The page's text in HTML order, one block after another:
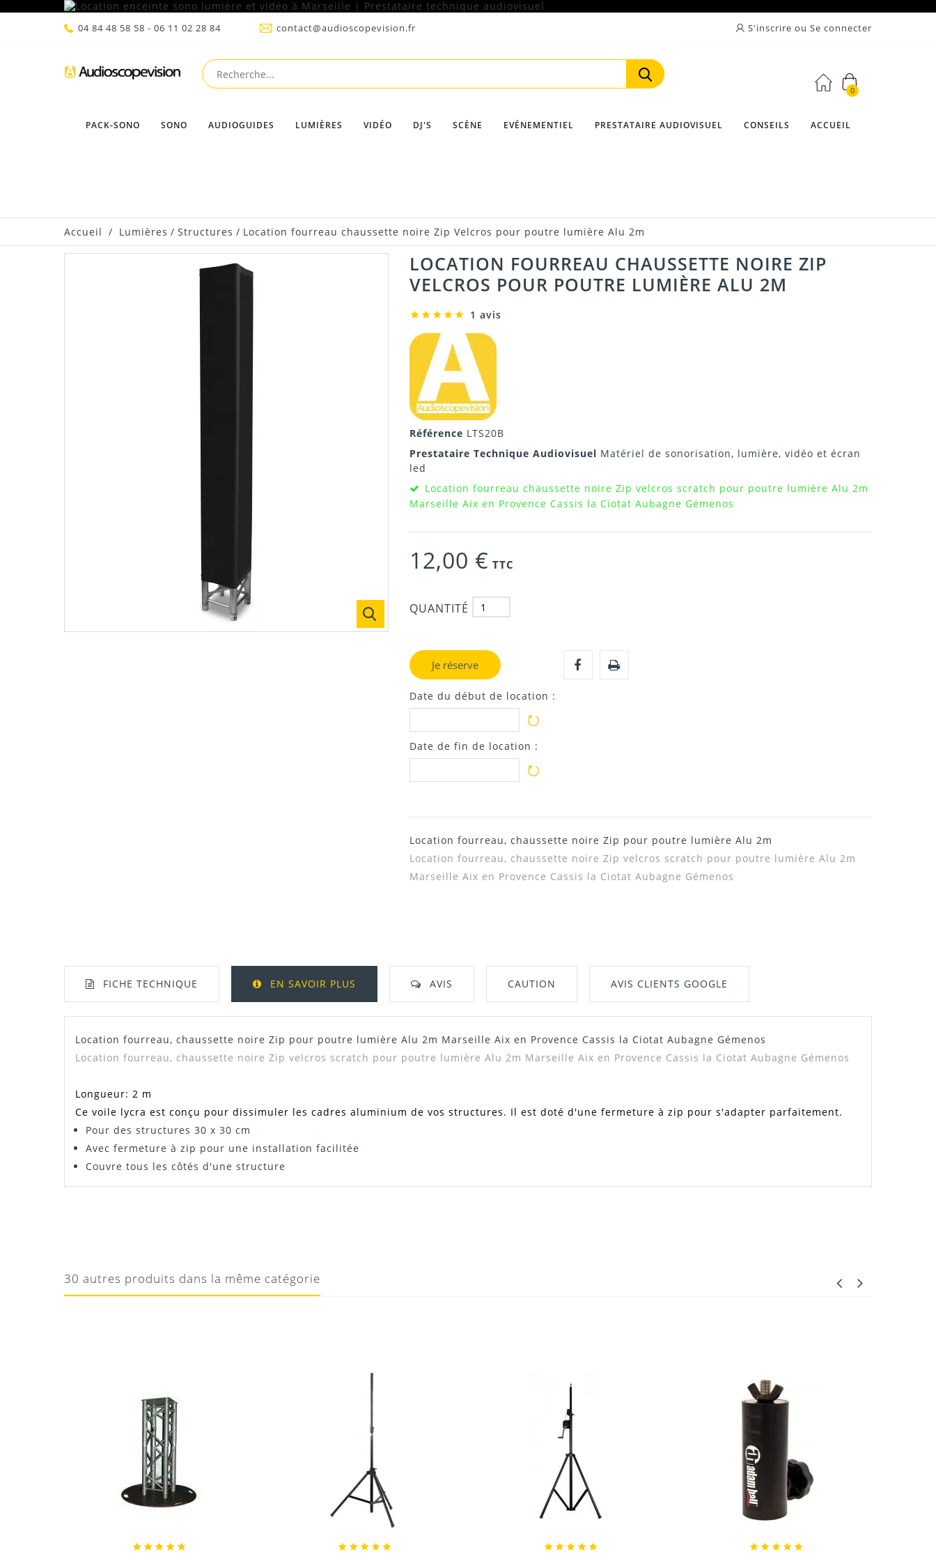
S'inscrire ou Se connecter
04 84 48 58 58 - 06 11 02 28 84 contact@audioscopevision.fr
0
PACK-SONO SONO AUDIOGUIDES LUMIÈRES VIDÉO DJ'S SCÈNE EVÉNEMENTIEL PRESTATAIRE AUDIOVISUEL CONSEILS ACCUEIL
Accueil / Lumières / Structures / Location fourreau chaussette noire Zip Velcros pour poutre lumière Alu 2m
LOCATION FOURREAU CHAUSSETTE NOIRE ZIP
VELCROS POUR POUTRE LUMIÈRE ALU 2M
1 avis
Référence LTS20B
Prestataire Technique Audiovisuel Matériel de sonorisation, lumière, vidéo et écran
led
Location fourreau chaussette noire Zip velcros scratch pour poutre lumière Alu 2m
Marseille Aix en Provence Cassis la Ciotat Aubagne Gémenos
12,00 € TTC
QUANTITÉ
Je réserve
Date du début de location :
Date de fin de location :
Location fourreau, chaussette noire Zip pour poutre lumière Alu 2m
Location fourreau, chaussette noire Zip velcros scratch pour poutre lumière Alu 2m
Marseille Aix en Provence Cassis la Ciotat Aubagne Gémenos
FICHE TECHNIQUE EN SAVOIR PLUS AVIS CAUTION AVIS CLIENTS GOOGLE
Dispo 4
Location fourreau, chaussette noire Zip pour poutre lumière Alu 2m Marseille Aix en Provence Cassis la Ciotat Aubagne Gémenos
Location fourreau, chaussette noire Zip velcros scratch pour poutre lumière Alu 2m Marseille Aix en Provence Cassis la Ciotat Aubagne Gémenos
Longueur: 2 m
Ce voile lycra est conçu pour dissimuler les cadres aluminium de vos structures. Il est doté d'une fermeture à zip pour s'adapter parfaitement.
Pour des structures 30 x 30 cm
Avec fermeture à zip pour une installation facilitée
Couvre tous les côtés d'une structure
30 autres produits dans la même catégorie